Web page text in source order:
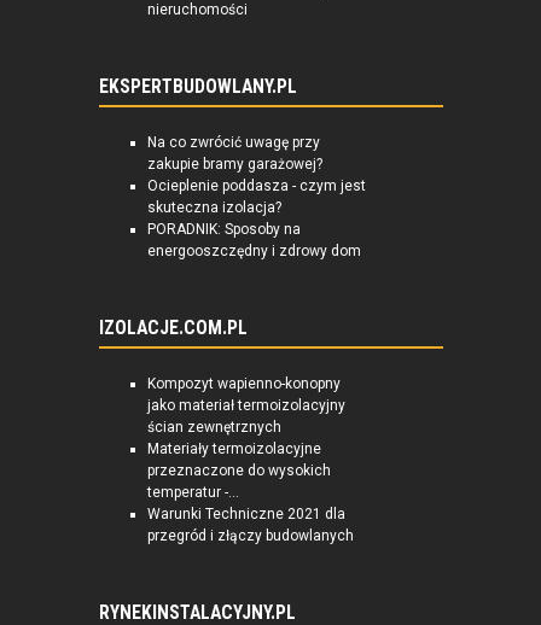
nieruchomości
EKSPERTBUDOWLANY.PL
Na co zwrócić uwagę przy
zakupie bramy garażowej?
Ocieplenie poddasza - czym jest
skuteczna izolacja?
PORADNIK: Sposoby na
energooszczędny i zdrowy dom
IZOLACJE.COM.PL
Kompozyt wapienno-konopny
jako materiał termoizolacyjny
ścian zewnętrznych
Materiały termoizolacyjne
przeznaczone do wysokich
temperatur -...
Warunki Techniczne 2021 dla
przegród i złączy budowlanych
RYNEKINSTALACYJNY.PL